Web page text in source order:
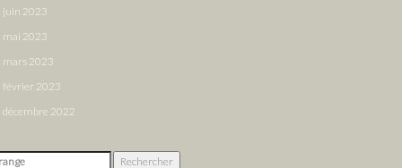
juin 2023
mai 2023
mars 2023
février 2023
décembre 2022
: